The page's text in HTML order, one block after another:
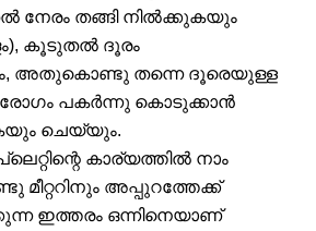
തങ്ങി നിൽക്കുകയും
കൂടുതൽ ദൂരം
അതുകൊണ്ടു തന്നെ ദൂരെയുള്ള
പകർന്നു കൊടുക്കാൻ
ചെയ്യും.
കാര്യത്തിൽ നാം
മീറ്ററിനും അപ്പുറത്തേക്ക്
ഇത്തരം ഒന്നിനെയാണ്